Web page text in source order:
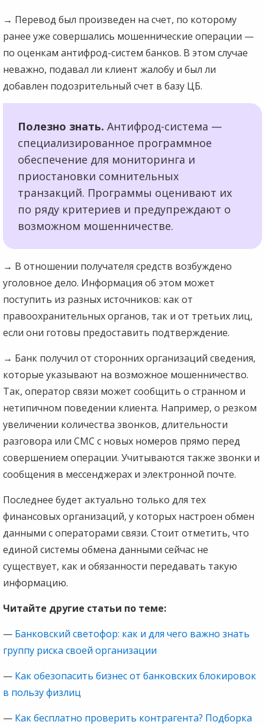
→ Перевод был произведен на счет, по которому
ранее уже совершались мошеннические операции —
по оценкам антифрод-систем банков. В этом случае
неважно, подавал ли клиент жалобу и был ли
добавлен подозрительный счет в базу ЦБ.
Полезно знать. Антифрод-система —
специализированное программное
обеспечение для мониторинга и
приостановки сомнительных
транзакций. Программы оценивают их
по ряду критериев и предупреждают о
возможном мошенничестве.
→ В отношении получателя средств возбуждено
уголовное дело. Информация об этом может
поступить из разных источников: как от
правоохранительных органов, так и от третьих лиц,
если они готовы предоставить подтверждение.
→ Банк получил от сторонних организаций сведения,
которые указывают на возможное мошенничество.
Так, оператор связи может сообщить о странном и
нетипичном поведении клиента. Например, о резком
увеличении количества звонков, длительности
разговора или СМС с новых номеров прямо перед
совершением операции. Учитываются также звонки и
сообщения в мессенджерах и электронной почте.
Последнее будет актуально только для тех
финансовых организаций, у которых настроен обмен
данными с операторами связи. Стоит отметить, что
единой системы обмена данными сейчас не
существует, как и обязанности передавать такую
информацию.
Читайте другие статьи по теме:
— Банковский светофор: как и для чего важно знать
группу риска своей организации
— Как обезопасить бизнес от банковских блокировок
в пользу физлиц
— Как бесплатно проверить контрагента? Подборка